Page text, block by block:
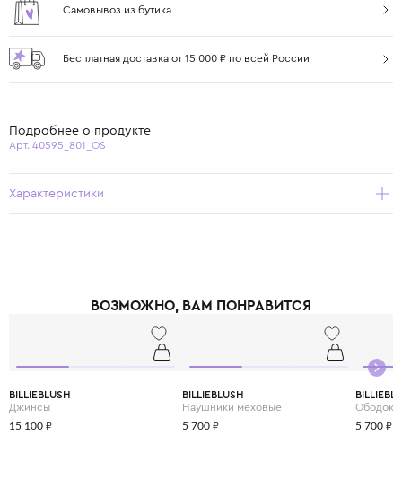
Самовывоз из бутика
Бесплатная доставка от 15 000 ₽ по всей России
Подробнее о продукте
Арт. 40595_801_OS
Характеристики
ВОЗМОЖНО, ВАМ ПОНРАВИТСЯ
BILLIEBLUSH
Джинсы
15 100 ₽
BILLIEBLUSH
Наушники меховые
5 700 ₽
Ободок
5 700 ₽